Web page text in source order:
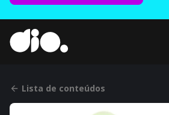
Lista de conteúdos